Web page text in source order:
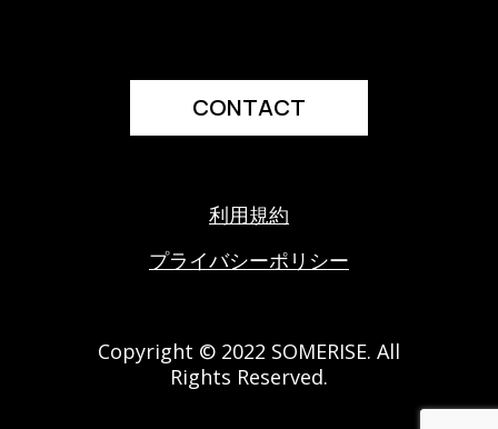
CONTACT
利用規約
プライバシーポリシー
Copyright © 2022 SOMERISE. All
Rights Reserved.